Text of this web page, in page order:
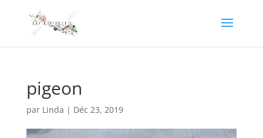
pigeon
par Linda | Déc 23, 2019